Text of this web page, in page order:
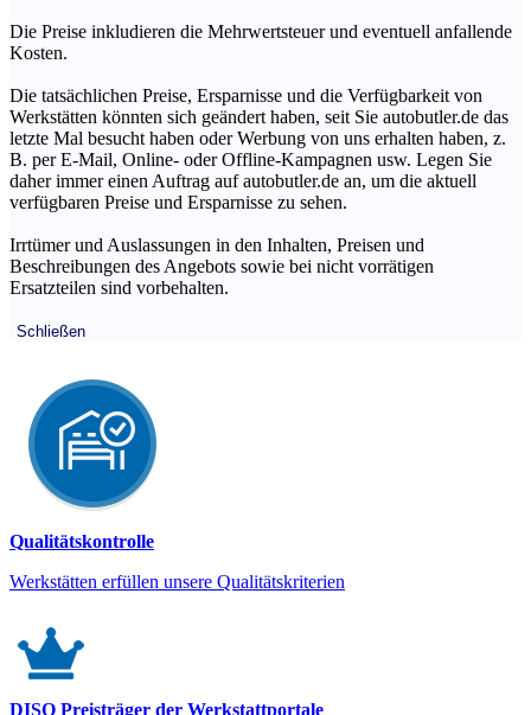
Die Preise inkludieren die Mehrwertsteuer und eventuell anfallende
Kosten.
Die tatsächlichen Preise, Ersparnisse und die Verfügbarkeit von
Werkstätten könnten sich geändert haben, seit Sie autobutler.de das
letzte Mal besucht haben oder Werbung von uns erhalten haben, z.
B. per E-Mail, Online- oder Offline-Kampagnen usw. Legen Sie
daher immer einen Auftrag auf autobutler.de an, um die aktuell
verfügbaren Preise und Ersparnisse zu sehen.
Irrtümer und Auslassungen in den Inhalten, Preisen und
Beschreibungen des Angebots sowie bei nicht vorrätigen
Ersatzteilen sind vorbehalten.
Schließen
Qualitätskontrolle
Werkstätten erfüllen unsere Qualitätskriterien
DISQ Preisträger der Werkstattportale